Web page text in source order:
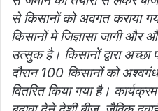
से किसानों को अवगत कराया
किसानों मे जिज्ञासा जागी
उत्सुक है। किसानों द्वारा
दौरान 100 किसानों को
वितरित किया गया है।